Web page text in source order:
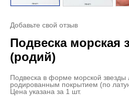
Добавьте свой отзыв
Подвеска морская
(родий)
Подвеска в форме морской звезды
родированным покрытием (по
Цена указана за 1 шт.